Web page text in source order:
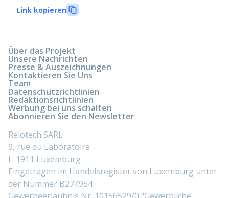
Link kopieren
Über das Projekt
Unsere Nachrichten
Presse & Auszeichnungen
Kontaktieren Sie Uns
Team
Datenschutzrichtlinien
Redaktionsrichtlinien
Werbung bei uns schalten
Abonnieren Sie den Newsletter
Relotech SARL
9, rue du Laboratoire
L-1911 Luxemburg
Eingetragen im Handelsregister von Luxemburg unter
der Nummer B274954